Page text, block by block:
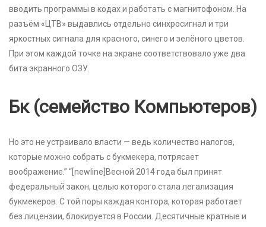
вводить программы в кодах и работать с магнитофоном. На
разъём «ЦТВ» выдавлись отдельно синхросигнал и три
яркостных сигнала для красного, синего и зелёного цветов.
При этом каждой точке на экране соответствовало уже два
бита экранного ОЗУ.
Бк (семейство Компьютеров)
Но это не устраивало власти — ведь количество налогов,
которые можно собрать с букмекера, потрясает
воображение.” “[newline]Весной 2014 года был принят
федеральный закон, целью которого стала легализация
букмекеров. С той поры каждая контора, которая работает
без лицензии, блокируется в России. Десятичные кратные и